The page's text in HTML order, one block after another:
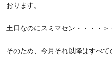
おります。
土日なのにスミマセン・・・・＞
そのため、今月それ以降はすべ